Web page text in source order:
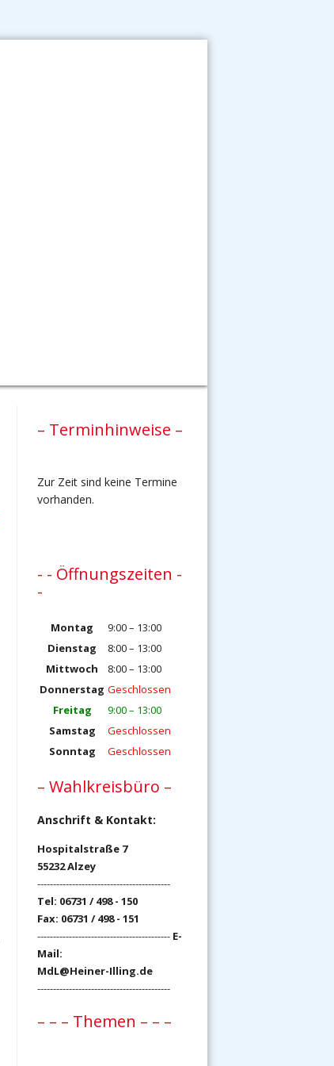
– Terminhinweise –
Zur Zeit sind keine Termine
vorhanden.
- - Öffnungszeiten -
-
Montag
9:00 – 13:00
Dienstag
8:00 – 13:00
Mittwoch
8:00 – 13:00
Donnerstag Geschlossen
Freitag
9:00 – 13:00
Samstag
Geschlossen
Sonntag
Geschlossen
– Wahlkreisbüro –
Anschrift & Kontakt:
Hospitalstraße 7
55232 Alzey
------------------------------------------
Tel: 06731 / 498 - 150
Fax: 06731 / 498 - 151
------------------------------------------ E-
Mail:
MdL@Heiner-Illing.de
------------------------------------------
– – – Themen – – –